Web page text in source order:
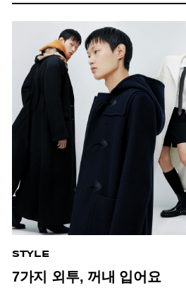
STYLE
7가지 외투, 꺼내 입어요